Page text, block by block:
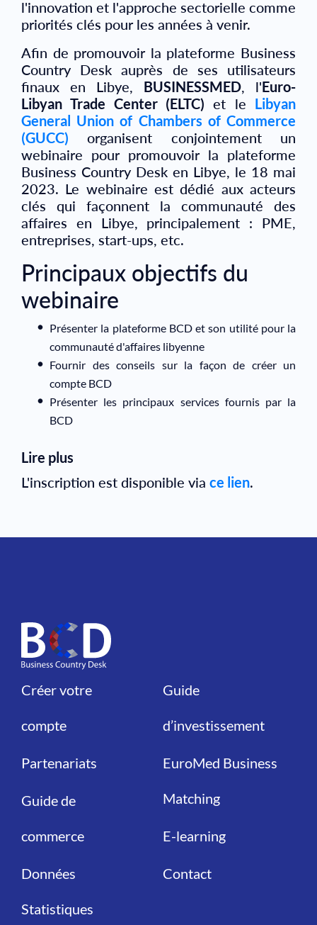
l'innovation et l'approche sectorielle comme
priorités clés pour les années à venir.
Afin de promouvoir la plateforme Business
Country Desk auprès de ses utilisateurs
finaux en Libye, BUSINESSMED , l'Euro-
Libyan Trade Center (ELTC) et le Libyan
General Union of Chambers of Commerce
(GUCC) organisent conjointement un
webinaire pour promouvoir la plateforme
Business Country Desk en Libye, le 18 mai
2023. Le webinaire est dédié aux acteurs
clés qui façonnent la communauté des
affaires en Libye, principalement : PME,
entreprises, start-ups, etc.
Principaux objectifs du
webinaire
Présenter la plateforme BCD et son utilité pour la
communauté d'affaires libyenne
Fournir des conseils sur la façon de créer un
compte BCD
Présenter les principaux services fournis par la
BCD
Lire plus
L'inscription est disponible via ce lien.
Liens
Créer votre
compte
Partenariats
Guide de
commerce
Données
Statistiques
Liens
Guide
d’investissement
EuroMed Business
Matching
E-learning
Contact